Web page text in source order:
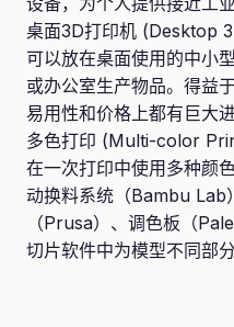
桌面3D打印机 (Desktop
可以放在桌面使用的中小
或办公室生产物品。得益
易用性和价格上都有巨大进
多色打印 (Multi-color
在一次打印中使用多种颜
动换料系统（Bambu
（Prusa）、调色板（
切片软件中为模型不同部